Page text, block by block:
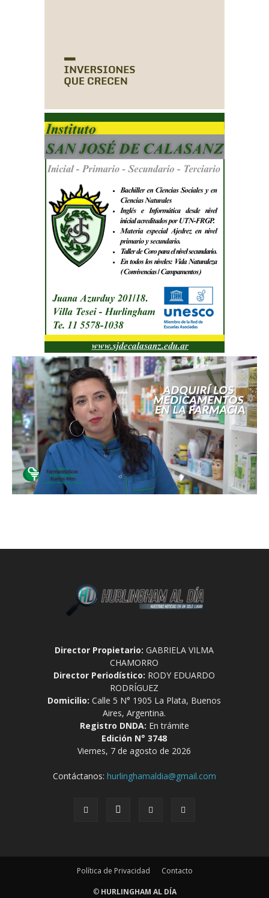
Director Propietario: GABRIELA VILMA
CHAMORRO
Director Periodístico: RODY EDUARDO
RODRÍGUEZ
Domicilio: Calle 5 N° 1905 La Plata, Buenos
Aires, Argentina.
Registro DNDA: En trámite
Edición N° 3748
Viernes, 7 de agosto de 2026
Contáctanos: hurlinghamaldia@gmail.com
Política de Privacidad Contacto
© HURLINGHAM AL DÍA